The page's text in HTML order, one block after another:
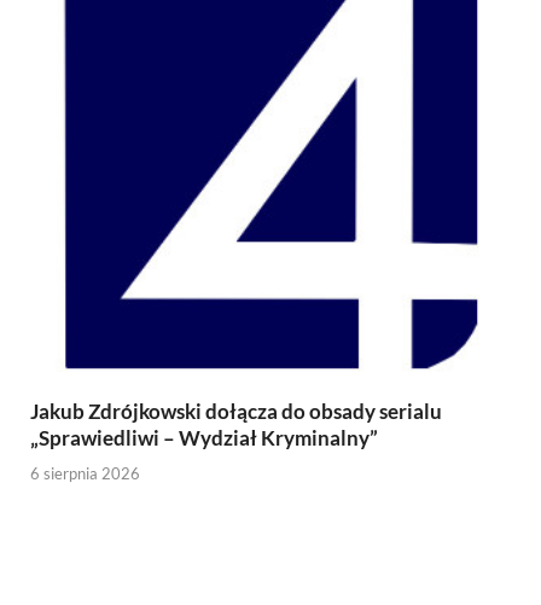
Jakub Zdrójkowski dołącza do obsady serialu
„Sprawiedliwi – Wydział Kryminalny”
6 sierpnia 2026